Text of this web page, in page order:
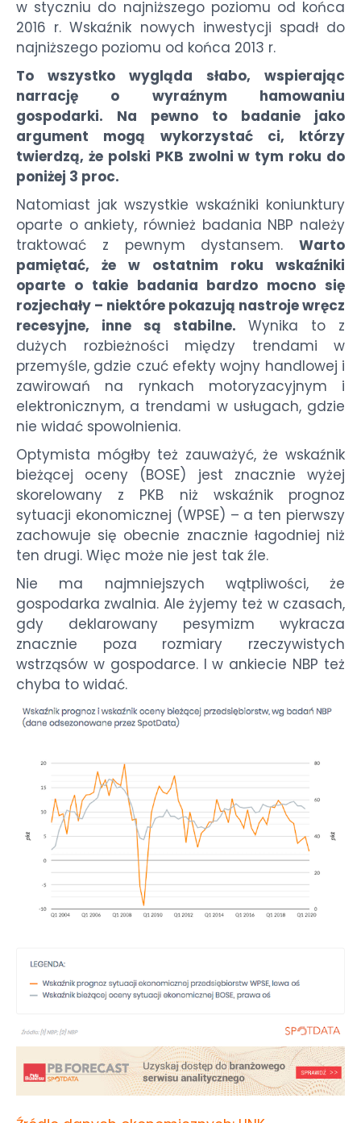
w styczniu do najniższego poziomu od końca
2016 r. Wskaźnik nowych inwestycji spadł do
najniższego poziomu od końca 2013 r.
To wszystko wygląda słabo, wspierając
narrację o wyraźnym hamowaniu
gospodarki. Na pewno to badanie jako
argument mogą wykorzystać ci, którzy
twierdzą, że polski PKB zwolni w tym roku do
poniżej 3 proc.
Natomiast jak wszystkie wskaźniki koniunktury
oparte o ankiety, również badania NBP należy
traktować z pewnym dystansem. Warto
pamiętać, że w ostatnim roku wskaźniki
oparte o takie badania bardzo mocno się
rozjechały – niektóre pokazują nastroje wręcz
recesyjne, inne są stabilne. Wynika to z
dużych rozbieżności między trendami w
przemyśle, gdzie czuć efekty wojny handlowej i
zawirowań na rynkach motoryzacyjnym i
elektronicznym, a trendami w usługach, gdzie
nie widać spowolnienia.
Optymista mógłby też zauważyć, że wskaźnik
bieżącej oceny (BOSE) jest znacznie wyżej
skorelowany z PKB niż wskaźnik prognoz
sytuacji ekonomicznej (WPSE) – a ten pierwszy
zachowuje się obecnie znacznie łagodniej niż
ten drugi. Więc może nie jest tak źle.
Nie ma najmniejszych wątpliwości, że
gospodarka zwalnia. Ale żyjemy też w czasach,
gdy deklarowany pesymizm wykracza
znacznie poza rozmiary rzeczywistych
wstrząsów w gospodarce. I w ankiecie NBP też
chyba to widać.